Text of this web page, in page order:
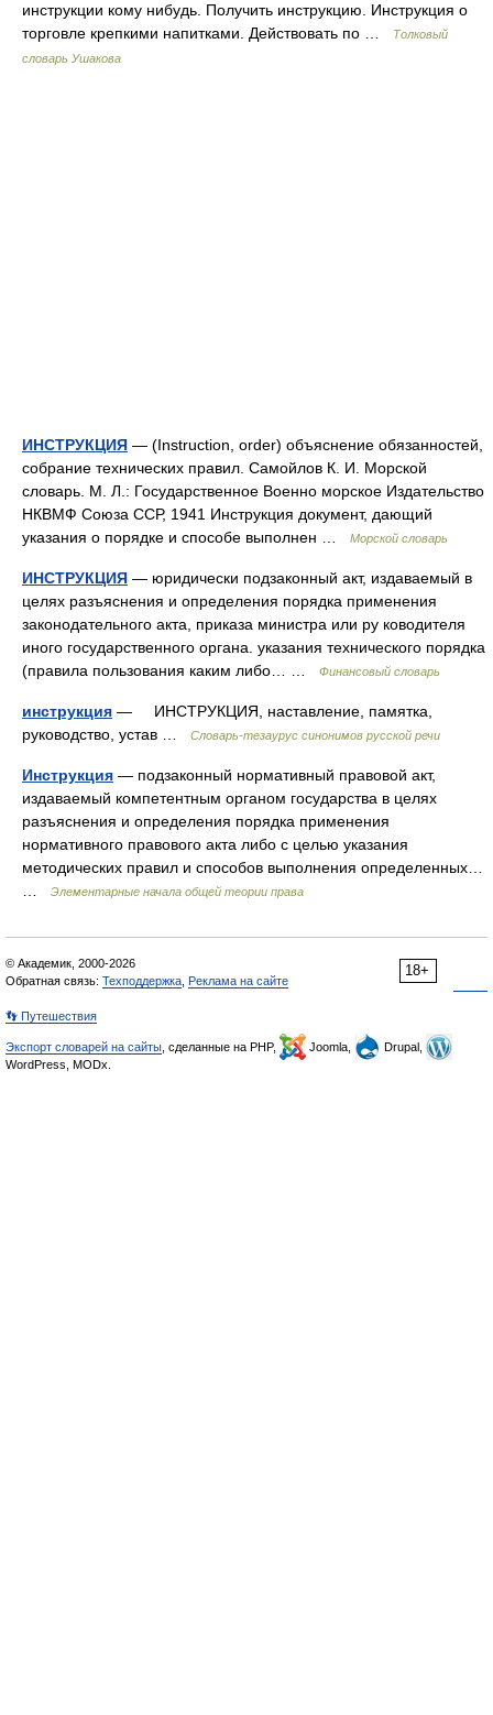
инструкции кому нибудь. Получить инструкцию. Инструкция о
торговле крепкими напитками. Действовать по …
Толковый
словарь Ушакова
ИНСТРУКЦИЯ — (Instruction, order) объяснение обязанностей,
собрание технических правил. Самойлов К. И. Морской
словарь. М. Л.: Государственное Военно морское Издательство
НКВМФ Союза ССР, 1941 Инструкция документ, дающий
указания о порядке и способе выполнен …
Морской словарь
ИНСТРУКЦИЯ — юридически подзаконный акт, издаваемый в
целях разъяснения и определения порядка применения
законодательного акта, приказа министра или ру ководителя
иного государственного органа. указания технического порядка
(правила пользования каким либо… …
Финансовый словарь
инструкция — ИНСТРУКЦИЯ, наставление, памятка,
руководство, устав …
Словарь-тезаурус синонимов русской речи
Инструкция — подзаконный нормативный правовой акт,
издаваемый компетентным органом государства в целях
разъяснения и определения порядка применения
нормативного правового акта либо с целью указания
методических правил и способов выполнения определенных…
Элементарные начала общей теории права
18+
© Академик, 2000-2026
Обратная связь: Техподдержка Реклама на сайте
👣 Путешествия
Экспорт словарей на сайты , сделанные на PHP, Joomla,
Drupal,
WordPress, MODx.